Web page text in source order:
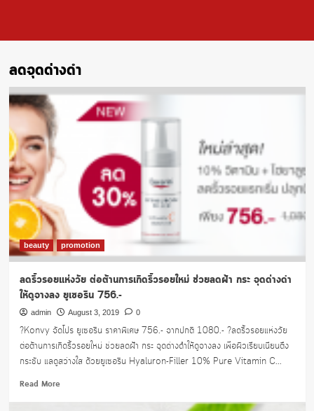
ลดจุดด่างดำ
beauty promotion
ลดริ้วรอยแห่งวัย ต่อต้านการเกิดริ้วรอยใหม่ ช่วยลดฝ้า กระ จุดด่างดำ
ให้ดูจางลง ยูเซอริน 756.-
admin August 3, 2019 0
?Konvy จัดโปร ยูเซอริน ราคาพิเศษ 756.- จากปกติ 1080.- ?ลดริ้วรอยแห่งวัย
ต่อต้านการเกิดริ้วรอยใหม่ ช่วยลดฝ้า กระ จุดด่างดำให้ดูจางลง เพื่อผิวเรียบเนียนตึง
กระชับ แลดูสว่างใส ด้วยยูเซอริน Hyaluron-Filler 10% Pure Vitamin C...
Read MoreRead